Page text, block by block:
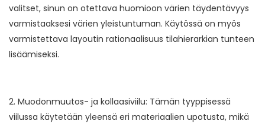
valitset, sinun on otettava huomioon värien täydentävyys
varmistaaksesi värien yleistuntuman. Käytössä on myös
varmistettava layoutin rationaalisuus tilahierarkian tunteen
lisäämiseksi.
2. Muodonmuutos- ja kollaasiviilu: Tämän tyyppisessä
viilussa käytetään yleensä eri materiaalien upotusta, mikä